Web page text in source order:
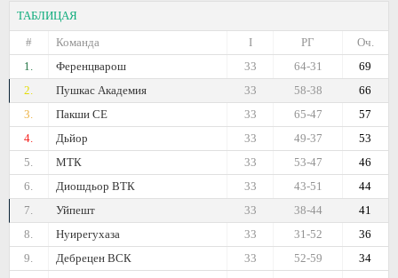
ТАБЛИЦАЯ
#
Команда Оч.
РГ
I
1.
Ференцварош 69
64-31
33
2.
Пушкас Академия 66
58-38
33
3.
Пакши СЕ 57
65-47
33
4.
Дьйор 53
49-37
33
5.
МТК 46
53-47
33
6.
Диошдьор ВТК 44
43-51
33
7.
Уйпешт 41
38-44
33
8.
Нуирегухаза 36
31-52
33
9.
Дебрецен ВСК 34
52-59
33